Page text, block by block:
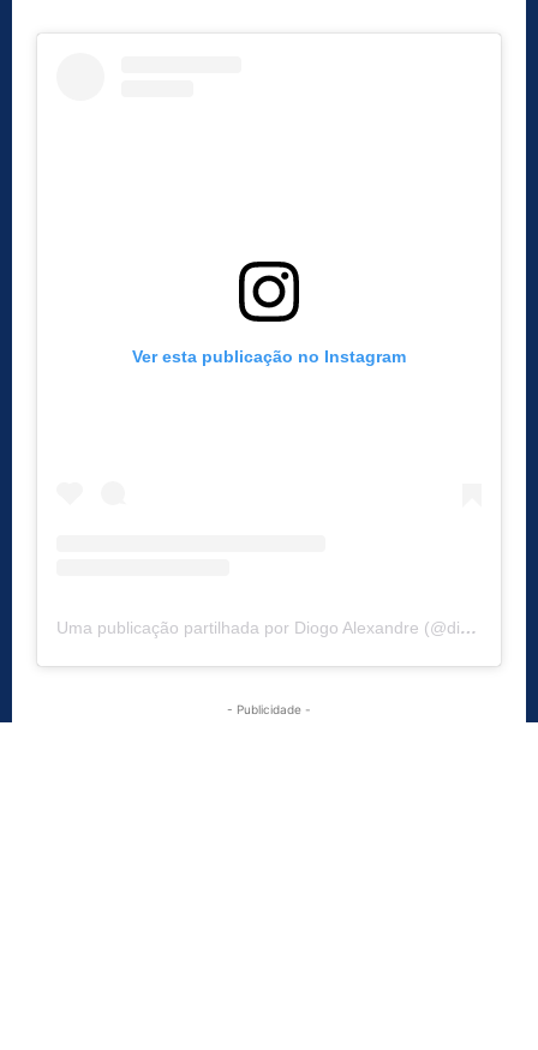
Ver esta publicação no Instagram
Uma publicação partilhada por Diogo Alexandre (@diogoalexandrepires7)
- Publicidade -